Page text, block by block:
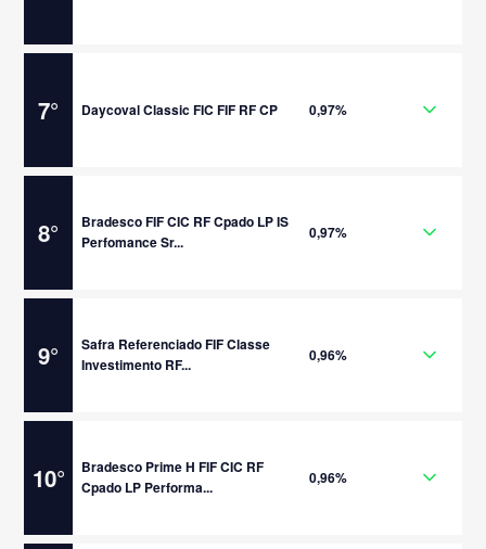
7° Daycoval Classic FIC FIF RF CP 0,97%
8°
Bradesco FIF CIC RF Cpado LP IS
Perfomance Sr...
0,97%
9°
Safra Referenciado FIF Classe
Investimento RF...
0,96%
10°
Bradesco Prime H FIF CIC RF
Cpado LP Performa...
0,96%